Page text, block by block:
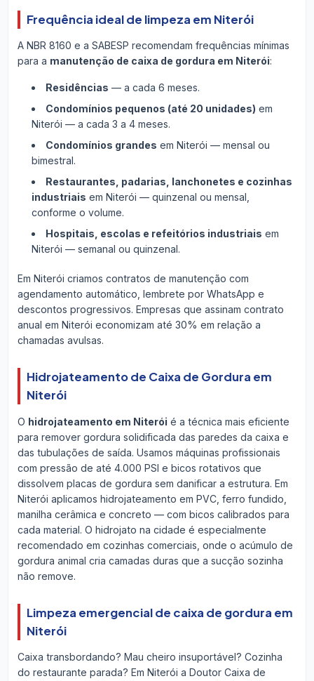
Frequência ideal de limpeza em Niterói
A NBR 8160 e a SABESP recomendam frequências mínimas
para a manutenção de caixa de gordura em Niterói:
Residências — a cada 6 meses.
Condomínios pequenos (até 20 unidades) em
Niterói — a cada 3 a 4 meses.
Condomínios grandes em Niterói — mensal ou
bimestral.
Restaurantes, padarias, lanchonetes e cozinhas
industriais em Niterói — quinzenal ou mensal,
conforme o volume.
Hospitais, escolas e refeitórios industriais em
Niterói — semanal ou quinzenal.
Em Niterói criamos contratos de manutenção com
agendamento automático, lembrete por WhatsApp e
descontos progressivos. Empresas que assinam contrato
anual em Niterói economizam até 30% em relação a
chamadas avulsas.
Hidrojateamento de Caixa de Gordura em
Niterói
O hidrojateamento em Niterói é a técnica mais eficiente
para remover gordura solidificada das paredes da caixa e
das tubulações de saída. Usamos máquinas profissionais
com pressão de até 4.000 PSI e bicos rotativos que
dissolvem placas de gordura sem danificar a estrutura. Em
Niterói aplicamos hidrojateamento em PVC, ferro fundido,
manilha cerâmica e concreto — com bicos calibrados para
cada material. O hidrojato na cidade é especialmente
recomendado em cozinhas comerciais, onde o acúmulo de
gordura animal cria camadas duras que a sucção sozinha
não remove.
Limpeza emergencial de caixa de gordura em
Niterói
Caixa transbordando? Mau cheiro insuportável? Cozinha
do restaurante parada? Em Niterói a Doutor Caixa de